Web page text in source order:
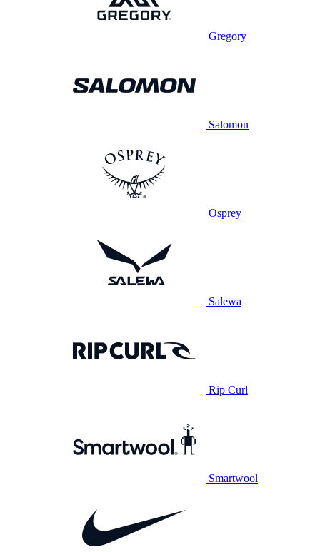
Gregory
Salomon
Osprey
Salewa
Rip Curl
Smartwool